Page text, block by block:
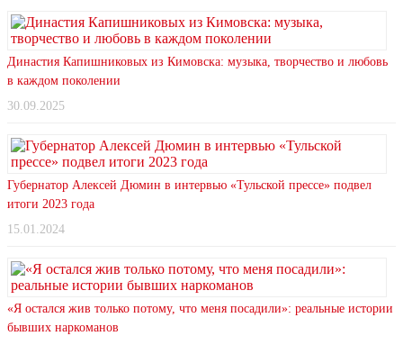
Династия Капишниковых из Кимовска: музыка, творчество и любовь
в каждом поколении
30.09.2025
Губернатор Алексей Дюмин в интервью «Тульской прессе» подвел
итоги 2023 года
15.01.2024
«Я остался жив только потому, что меня посадили»: реальные истории
бывших наркоманов